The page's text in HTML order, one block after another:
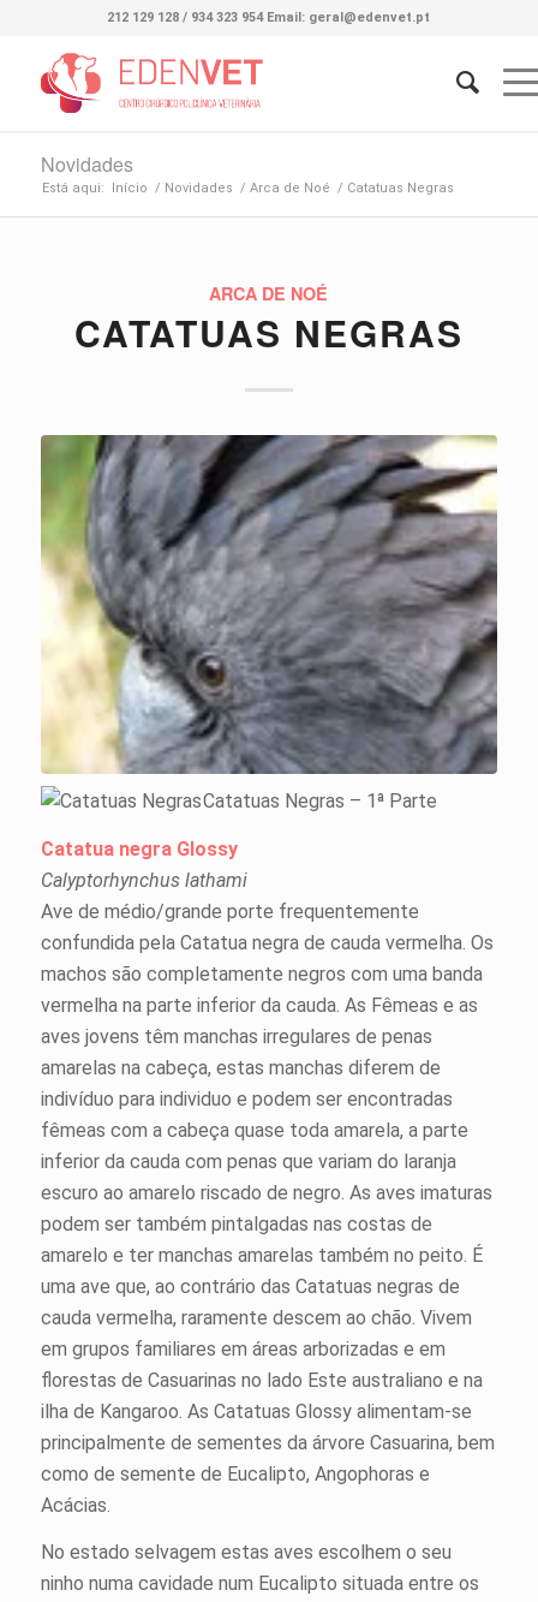
212 129 128 / 934 323 954 Email: geral@edenvet.pt
Novidades
Está aqui: Início / Novidades / Arca de Noé / Catatuas Negras
ARCA DE NOÉ
CATATUAS NEGRAS
Catatuas Negras – 1ª Parte
Catatua negra Glossy
Calyptorhynchus lathami
Ave de médio/grande porte frequentemente
confundida pela Catatua negra de cauda vermelha. Os
machos são completamente negros com uma banda
vermelha na parte inferior da cauda. As Fêmeas e as
aves jovens têm manchas irregulares de penas
amarelas na cabeça, estas manchas diferem de
indivíduo para individuo e podem ser encontradas
fêmeas com a cabeça quase toda amarela, a parte
inferior da cauda com penas que variam do laranja
escuro ao amarelo riscado de negro. As aves imaturas
podem ser também pintalgadas nas costas de
amarelo e ter manchas amarelas também no peito. É
uma ave que, ao contrário das Catatuas negras de
cauda vermelha, raramente descem ao chão. Vivem
em grupos familiares em áreas arborizadas e em
florestas de Casuarinas no lado Este australiano e na
ilha de Kangaroo. As Catatuas Glossy alimentam-se
principalmente de sementes da árvore Casuarina, bem
como de semente de Eucalipto, Angophoras e
Acácias.
No estado selvagem estas aves escolhem o seu
ninho numa cavidade num Eucalipto situada entre os